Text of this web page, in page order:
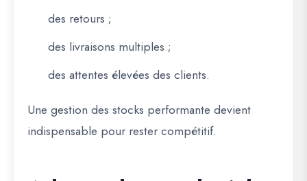
des retours ;
des livraisons multiples ;
des attentes élevées des clients.
Une gestion des stocks performante devient
indispensable pour rester compétitif.